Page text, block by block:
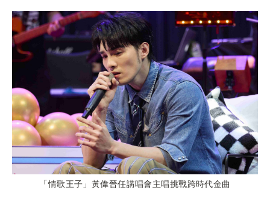
「情歌王子」黃偉晉任講唱會主唱挑戰跨時代金曲